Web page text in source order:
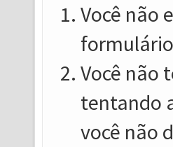
Você não
Você não
tentando
você não